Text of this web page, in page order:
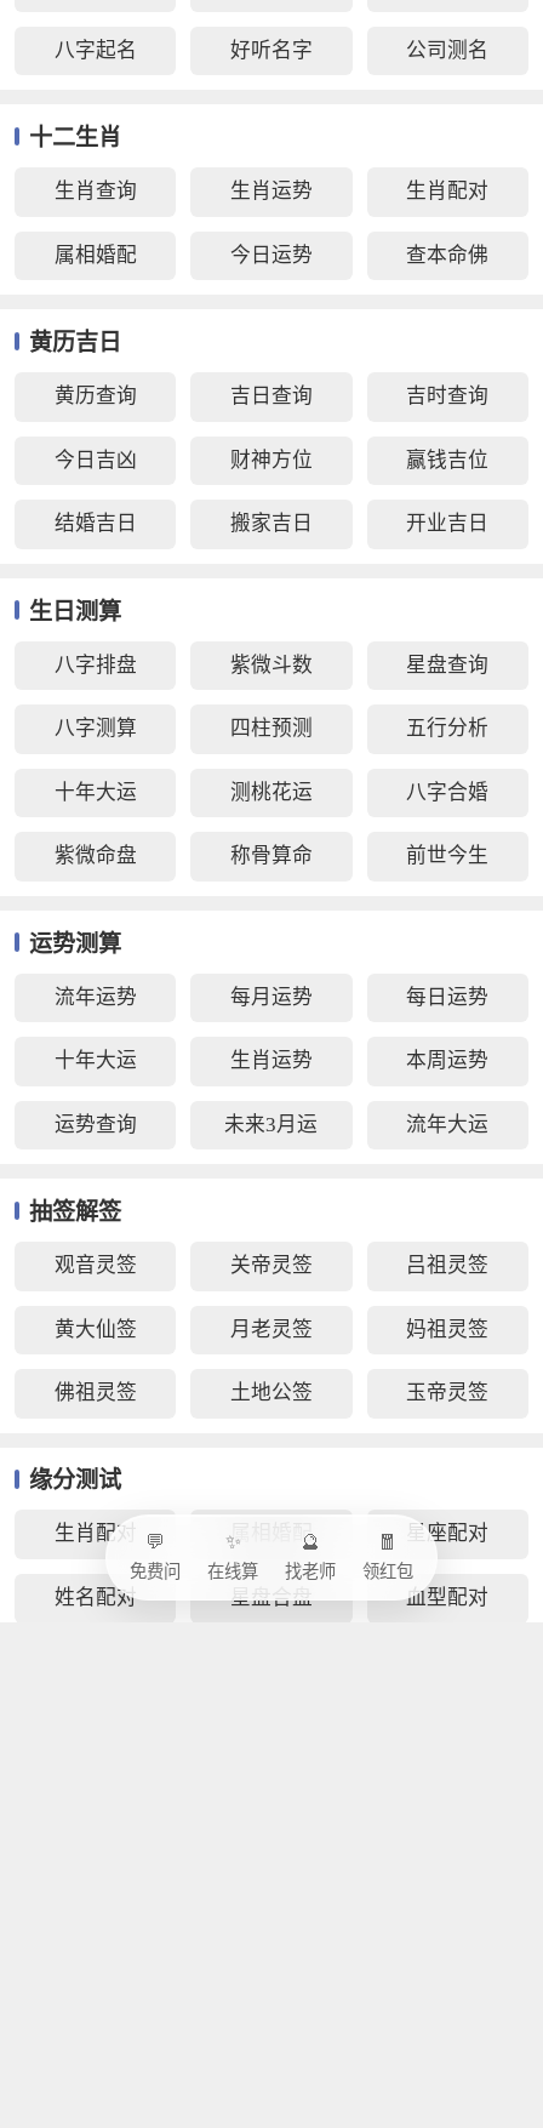
八字起名 好听名字 公司测名
十二生肖
生肖查询 生肖运势 生肖配对
属相婚配 今日运势 查本命佛
黄历吉日
黄历查询 吉日查询 吉时查询
今日吉凶 财神方位 赢钱吉位
结婚吉日 搬家吉日 开业吉日
生日测算
八字排盘 紫微斗数 星盘查询
八字测算 四柱预测 五行分析
十年大运 测桃花运 八字合婚
紫微命盘 称骨算命 前世今生
运势测算
流年运势 每月运势 每日运势
十年大运 生肖运势 本周运势
运势查询 未来3月运 流年大运
抽签解签
观音灵签 关帝灵签 吕祖灵签
黄大仙签 月老灵签 妈祖灵签
佛祖灵签 土地公签 玉帝灵签
缘分测试
生肖配对 属相婚配 星座配对
姓名配对 星盘合盘 血型配对
💬
免费问
✨
在线算
🔮
找老师
🧧
领红包